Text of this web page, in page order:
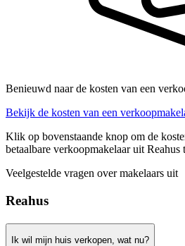
Benieuwd naar de kosten van een
Bekijk de kosten van een
Klik op bovenstaande knop om de
betaalbare verkoopmakelaar uit Reahus
Veelgestelde vragen over makelaars uit
Reahus
Ik wil mijn huis verkopen, wat nu?